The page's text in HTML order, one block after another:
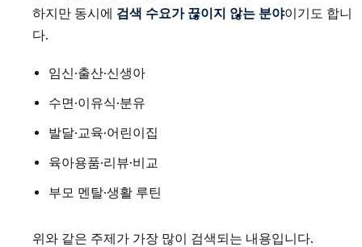
하지만 동시에 검색 수요가 끊이지 않는 분야이기도 합니
다.
임신·출산·신생아
수면·이유식·분유
발달·교육·어린이집
육아용품·리뷰·비교
부모 멘탈·생활 루틴
위와 같은 주제가 가장 많이 검색되는 내용입니다.